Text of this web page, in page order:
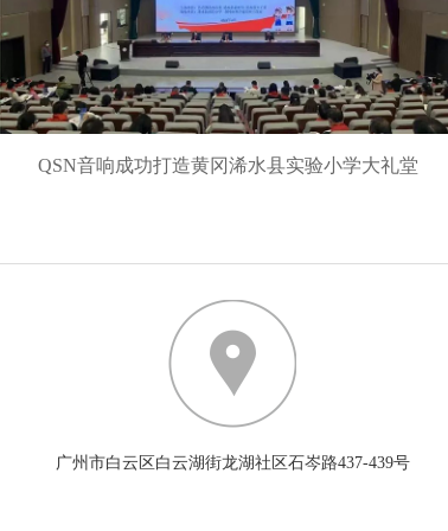
QSN音响成功打造黄冈浠水县实验小学大礼堂
广州市白云区白云湖街龙湖社区石岑路437-439号